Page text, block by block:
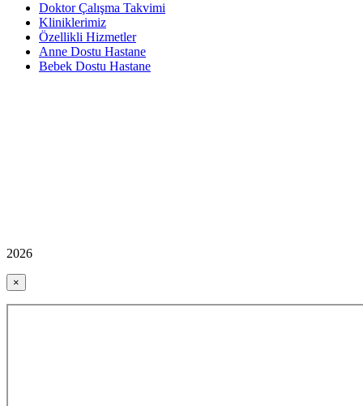
Doktor Çalışma Takvimi
Kliniklerimiz
Özellikli Hizmetler
Anne Dostu Hastane
Bebek Dostu Hastane
2026
×